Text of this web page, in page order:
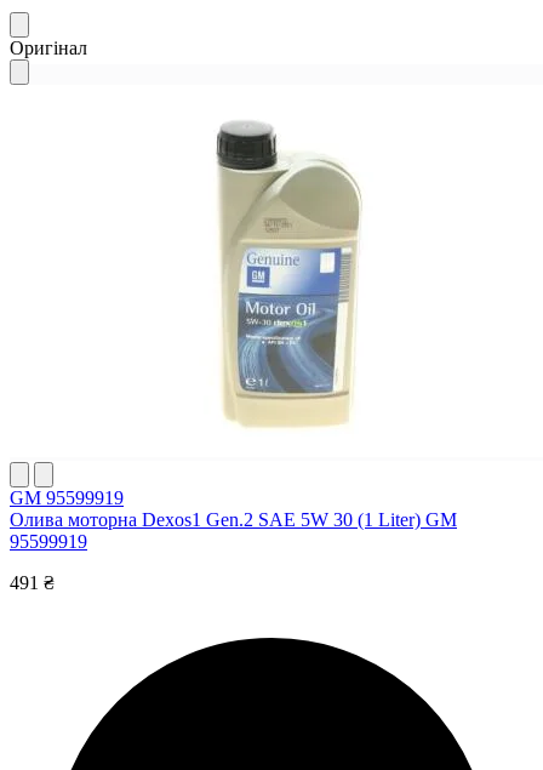
Оригінал
GM 95599919
Олива моторна Dexos1 Gen.2 SAE 5W 30 (1 Liter) GM
95599919
491 ₴